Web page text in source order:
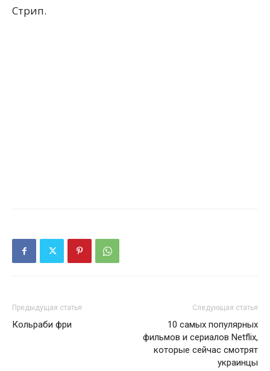
Стрип.
Предыдущая статья
Кольраби фри
Следующая статья
10 самых популярных
фильмов и сериалов Netflix,
которые сейчас смотрят
украинцы